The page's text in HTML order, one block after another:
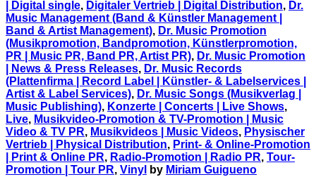
| Digital single, Digitaler Vertrieb | Digital Distribution, Dr.
Music Management (Band & Künstler Management |
Band & Artist Management), Dr. Music Promotion
(Musikpromotion, Bandpromotion, Künstlerpromotion,
PR | Music PR, Band PR, Artist PR), Dr. Music Promotion
| News & Press Releases, Dr. Music Records
(Plattenfirma | Record Label | Künstler- & Labelservices |
Artist & Label Services), Dr. Music Songs (Musikverlag |
Music Publishing), Konzerte | Concerts | Live Shows,
Live, Musikvideo-Promotion & TV-Promotion | Music
Video & TV PR, Musikvideos | Music Videos, Physischer
Vertrieb | Physical Distribution, Print- & Online-Promotion
| Print & Online PR, Radio-Promotion | Radio PR, Tour-
Promotion | Tour PR, Vinyl by Miriam Guigueno